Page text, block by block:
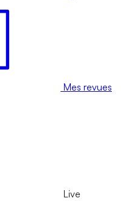
Mes revues
Live